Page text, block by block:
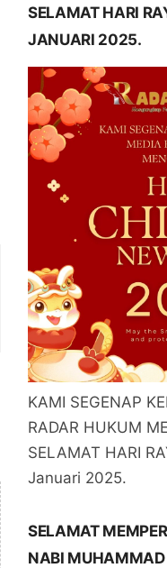
SELAMAT HARI
JANUARI 2025.
KAMI SEGENAP
RADAR HUKUM
SELAMAT HARI
Januari 2025.
SELAMAT
NABI